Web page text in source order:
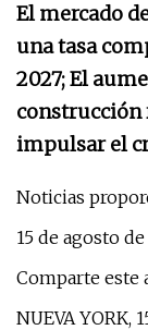
El mercado
una tasa
2027; El
construcción
impulsar el
Noticias
15 de agosto de
Comparte este
NUEVA YORK,